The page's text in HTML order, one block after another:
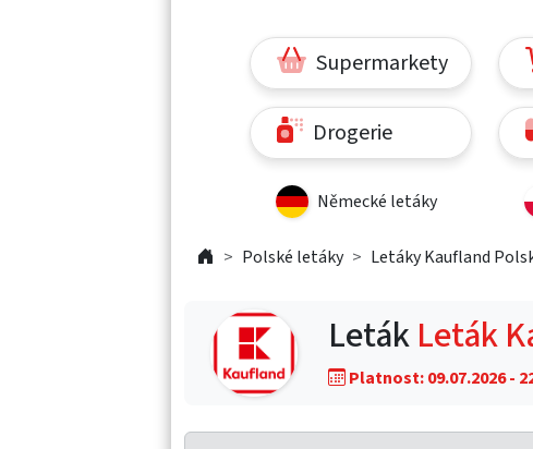
Supermarkety
Drogerie
Německé letáky
Polské letáky Letáky Kaufland
LetákLeták
Platnost: 09.07.2026 -